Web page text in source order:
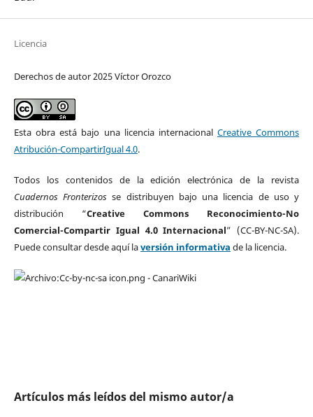
Licencia
Derechos de autor 2025 Víctor Orozco
Esta obra está bajo una licencia internacional Creative Commons
Atribución-CompartirIgual 4.0.
Todos los contenidos de la edición electrónica de la revista
Cuadernos Fronterizos se distribuyen bajo una licencia de uso y
distribución “Creative Commons Reconocimiento-No
Comercial-Compartir Igual 4.0 Internacional” (CC-BY-NC-SA).
Puede consultar desde aquí laversión informativa de la licencia.
Artículos más leídos del mismo autor/a